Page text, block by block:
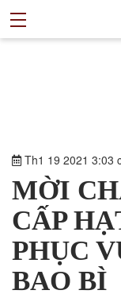
Th1 19 2021 3:03
MỜI
CẤP
PHỤC
BAO BÌ